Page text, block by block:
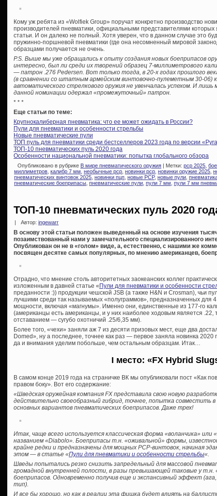
Кому уж ребята из «Wolfiek Group» поручат конкретно производство
производителей пневматики, официальными представителями
статьи. И он далеко не полный. Хотя уверен, что в данном случае это
пружинно-поршневой пневматики (где она несомненный мировой
образцами получается не очень.
P.S. Выше мы уже обращались к опыту создания новых боеприпасов
интересно, был ли среди их творений образец 7-миллиметрового
— патрон .276 Pedersen. Вот только тогда, в 20-х годах прошлого
(в сравнении со штатным армейским винтовочно-пулеметным 30-06)
автоматического стрелкового оружия не увенчалась успехом. И лишь
данной номинации одержал «промежуточный» патрон.
* * *
Еще статьи по теме:
Крупнокалиберная пневматика: что ее может ожидать в России?
Пули для пневматики и особенности стрельбы
Новые пневматические пули
ТОП пуль для пневматики среди бестселлеров 2023 года по версии
ТОП-10 пневматических пуль 2020 года
Особенности национальной пневматики: попытка глобального обзора
Опубликовано в рубрике В мире пневматического оружия | Метки: pcp 2025
миллиметров калибр 7 мм необычные pcp новинки pcp новинки оружие 2025
пневматических винтовок 2025 новинки пцп новые PCP, новые пули
пневматические боеприпасы пневматические пули пули 7 мм пули 7 мм
ТОП-10 пневматических пуль 2020
| Автор: ingewarr
В основу этой статьи положен выведенный на основе изучения
позаимствованный нами у замечательного специализированного
Опубликован он не в «голом» виде, а, естественно, с нашими же
посвящен десятке самых популярных, по мнению американцев,
Отрадно, что мнение столь авторитетных заокеанских коллег
изложенным в давней статье « Пули для пневматики и особенности
преданности :)) продукции чешской JSB (а также H&N и Crosman), чьи
лучшими среди так называемых «полуграммов», предназначенных для
мощности, включая «магнумы». Именно они, единственные из 177-го
(американцы есть американцы, и у них наиболее ходовым является
отставанием — сугубо охотничий .25/6,35 мм).
Более того, «чехи» заняли аж 7 из десяти призовых мест, еще два
Domed», ну а последнее, точнее как раз — первое заняла новинка
да и внимания уделим побольше, чем остальным образцам. Итак…
I место: «FX Hybrid
В самом конце 2019 года на страничке ВК мы опубликовали пост «Как
правом боку». Вот его содержание:
«Шведская оружейная компания FX представила свою новую
действительно своеобразный гибрид, точнее, попытка совместить
основных вариантов пневматических боеприпасов. Даже трех!
Итак, чаще всего используется классическая форма «воланчика»
названием «Diabolo». Боеприпасы т.н. «оживальной» формы,
крайне редки и предназначены для мощных PCP-винтовок, начиная
этом — в статье «Пули для пневматики и особенности стрельбы«.
Шведы попытались резко снизить запредельный для массовой
громадной внутренней полости, в разы превышающей таковые у т.н.
боеприпасов. Одновременно получив еще и экспансивный эффект
тип).
И все бы хорошо, но как в реалии эта фишка будет влиять на